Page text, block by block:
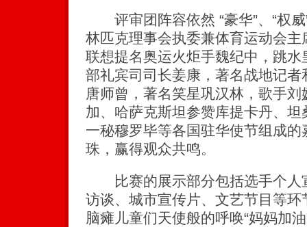
评审团阵容依然 “豪华”、“权威
林匹克理事会执委兼体育运动会
联想提名奥运火炬手魏纪中，跳
部礼宾司司长姜康，著名战地记
唐师曾，著名笑星巩汉林，歌手
加、哈萨克斯坦参赞库提卡丹、
一秘穆罗毕等各国驻华使节组成
珠，赢得观众共鸣。
比赛的展示部分包括选手个人
访谈、城市宣传片、文艺节目等
脑瘫儿童们天使般的呼唤“妈妈加